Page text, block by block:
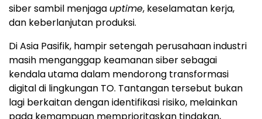
siber sambil menjaga uptime, keselamatan kerja,
dan keberlanjutan produksi.
Di Asia Pasifik, hampir setengah perusahaan industri
masih menganggap keamanan siber sebagai
kendala utama dalam mendorong transformasi
digital di lingkungan TO. Tantangan tersebut bukan
lagi berkaitan dengan identifikasi risiko, melainkan